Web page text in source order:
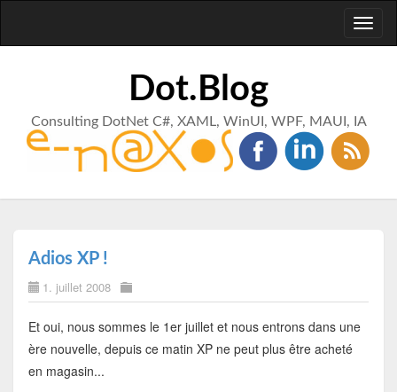
Dot.Blog
Consulting DotNet C#, XAML, WinUI, WPF, MAUI, IA
Adios XP !
1. juillet 2008
Et oui, nous sommes le 1er juillet et nous entrons dans une
ère nouvelle, depuis ce matin XP ne peut plus être acheté
en magasin...